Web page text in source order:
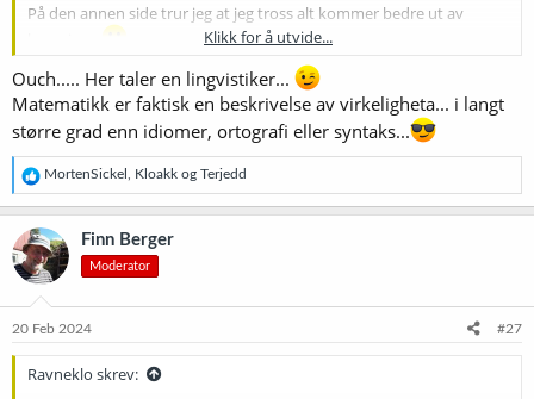
På den annen side trur jeg at jeg tross alt kommer bedre ut av
Klikk for å utvide...
Ouch..... Her taler en lingvistiker...
Matematikk er faktisk en beskrivelse av virkeligheta... i langt
større grad enn idiomer, ortografi eller syntaks...
R
e
a
k
s
j
o
e
MortenSickel Kloakk og Terjedd
Finn Berger
Moderator
20 Feb 2024 #27
Ravneklo skrev: